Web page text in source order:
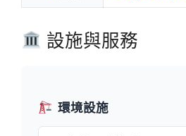
設施與服務
環境設施